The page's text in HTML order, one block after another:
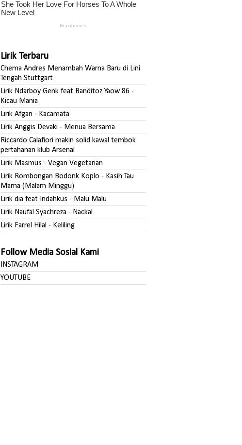
Lirik Terbaru
Chema Andres Menambah Warna Baru di Lini
Tengah Stuttgart
Lirik Ndarboy Genk feat Banditoz Yaow 86 -
Kicau Mania
Lirik Afgan - Kacamata
Lirik Anggis Devaki - Menua Bersama
Riccardo Calafiori makin solid kawal tembok
pertahanan klub Arsenal
Lirik Masmus - Vegan Vegetarian
Lirik Rombongan Bodonk Koplo - Kasih Tau
Mama (Malam Minggu)
Lirik dia feat Indahkus - Malu Malu
Lirik Naufal Syachreza - Nackal
Lirik Farrel Hilal - Keliling
Follow Media Sosial Kami
INSTAGRAM
YOUTUBE